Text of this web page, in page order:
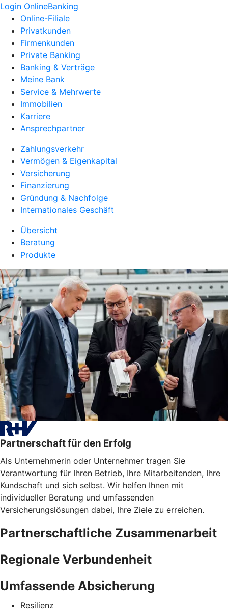
Login OnlineBanking
Online-Filiale
Privatkunden
Firmenkunden
Private Banking
Banking & Verträge
Meine Bank
Service & Mehrwerte
Immobilien
Karriere
Ansprechpartner
Zahlungsverkehr
Vermögen & Eigenkapital
Versicherung
Finanzierung
Gründung & Nachfolge
Internationales Geschäft
Übersicht
Beratung
Produkte
Partnerschaft für den Erfolg
Als Unternehmerin oder Unternehmer tragen Sie
Verantwortung für Ihren Betrieb, Ihre Mitarbeitenden, Ihre
Kundschaft und sich selbst. Wir helfen Ihnen mit
individueller Beratung und umfassenden
Versicherungslösungen dabei, Ihre Ziele zu erreichen.
Partnerschaftliche Zusammenarbeit
Regionale Verbundenheit
Umfassende Absicherung
Resilienz